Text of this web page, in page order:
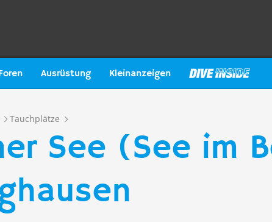
Ausrüstung Kleinanzeigen
Tauchplätze
See (See im